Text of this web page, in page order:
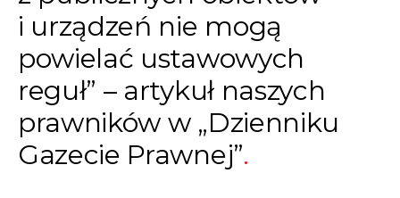
i urządzeń nie mogą
powielać ustawowych
reguł” – artykuł naszych
prawników w „Dzienniku
Gazecie Prawnej”